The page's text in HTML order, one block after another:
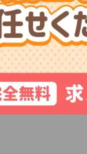
ケアかな？」と悩
後遺症を与えないか
をしていないか？
う。また、少しでも